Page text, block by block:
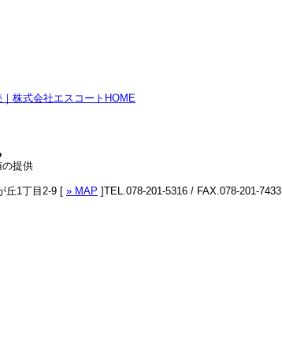
株式会社エスコートHOME
の提供
丘1丁目2-9 [ » MAP ]TEL.078-201-5316 / FAX.078-201-7433